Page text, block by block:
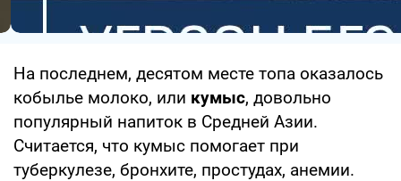
На последнем, десятом месте топа оказалось
кобылье молоко, или кумыс, довольно
популярный напиток в Средней Азии.
Считается, что кумыс помогает при
туберкулезе, бронхите, простудах, анемии.